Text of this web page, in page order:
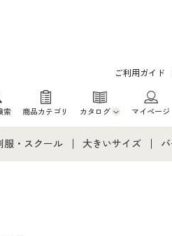
ご利用ガイド
索 商品カテゴリ カタログ
カタログ・チラシからのご注文
マイページ
服・スクール 大きいサイズ